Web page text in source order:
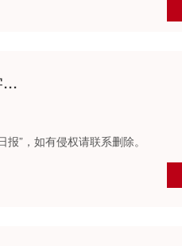
”，如有侵权请联系删除。